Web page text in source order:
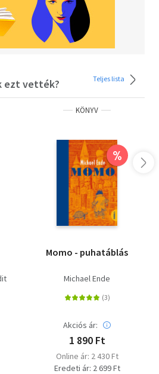
ezt vették? Teljes lista
KÖNYV
%
Momo - puhatáblás
Michael Ende
Akciós ár:
1 890 Ft
Online ár: 2 430 Ft
Eredeti ár: 2 699 Ft